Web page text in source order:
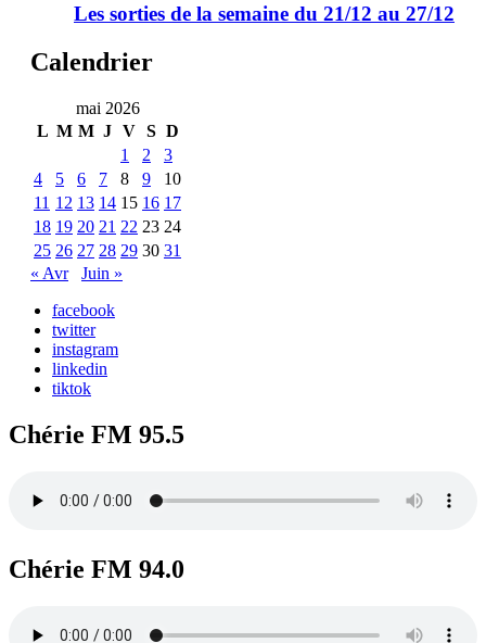
Les sorties de la semaine du 21/12 au 27/12
Calendrier
mai 2026
L M M J V S D
1
2
3
4
5 6 7 8 9
10
11 12 13 14 15 16 17
18 19 20 21 22 23 24
25 26 27 28 29 30 31
« Avr
Juin »
facebook
twitter
instagram
linkedin
tiktok
Chérie FM 95.5
Chérie FM 94.0